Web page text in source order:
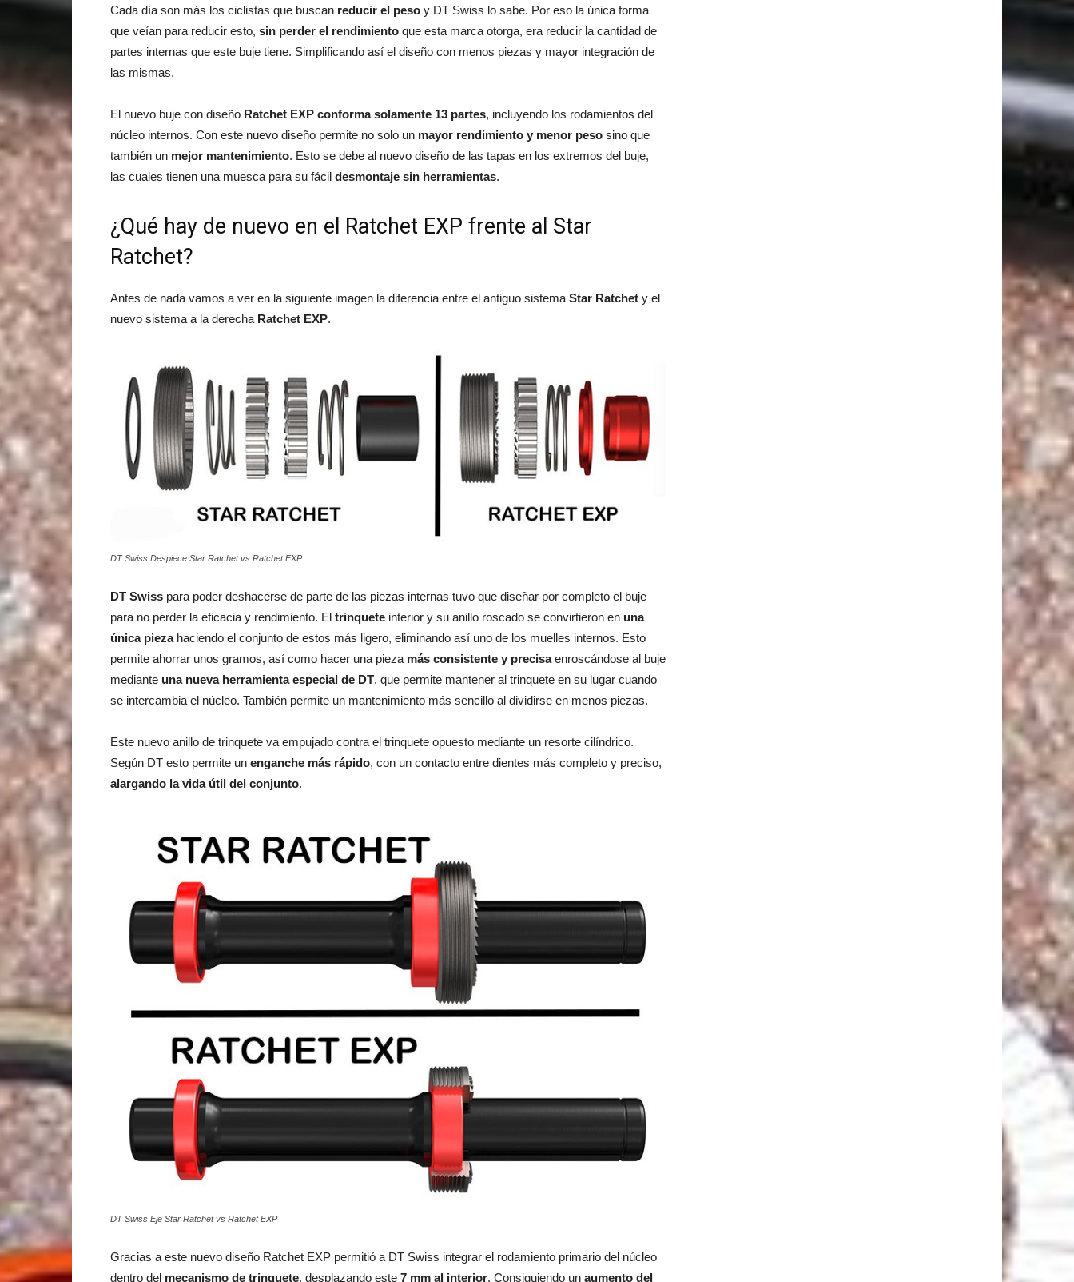
Cada día son más los ciclistas que buscan reducir el peso y DT Swiss lo sabe. Por eso la única forma
que veían para reducir esto, sin perder el rendimiento que esta marca otorga, era reducir la cantidad de
partes internas que este buje tiene. Simplificando así el diseño con menos piezas y mayor integración de
las mismas.
El nuevo buje con diseño Ratchet EXP conforma solamente 13 partes, incluyendo los rodamientos del
núcleo internos. Con este nuevo diseño permite no solo un mayor rendimiento y menor peso sino que
también un mejor mantenimiento. Esto se debe al nuevo diseño de las tapas en los extremos del buje,
las cuales tienen una muesca para su fácil desmontaje sin herramientas.
¿Qué hay de nuevo en el Ratchet EXP frente al Star
Ratchet?
Antes de nada vamos a ver en la siguiente imagen la diferencia entre el antiguo sistema Star Ratchet y el
nuevo sistema a la derecha Ratchet EXP.
DT Swiss Despiece Star Ratchet vs Ratchet EXP
DT Swiss para poder deshacerse de parte de las piezas internas tuvo que diseñar por completo el buje
para no perder la eficacia y rendimiento. El trinquete interior y su anillo roscado se convirtieron en una
única piezahaciendo el conjunto de estos más ligero, eliminando así uno de los muelles internos. Esto
permite ahorrar unos gramos, así como hacer una pieza más consistente y precisaenroscándose al buje
mediante una nueva herramienta especial de DT, que permite mantener al trinquete en su lugar cuando
se intercambia el núcleo. También permite un mantenimiento más sencillo al dividirse en menos piezas.
Este nuevo anillo de trinquete va empujado contra el trinquete opuesto mediante un resorte cilíndrico.
Según DT esto permite un enganche más rápido, con un contacto entre dientes más completo y preciso,
alargando la vida útil del conjunto.
DT Swiss Eje Star Ratchet vs Ratchet EXP
Gracias a este nuevo diseño Ratchet EXP permitió a DT Swiss integrar el rodamiento primario del núcleo
dentro del mecanismo de trinquete, desplazando este 7 mm al interior. Consiguiendo un aumento del